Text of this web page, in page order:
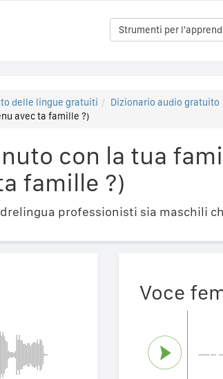
Strumenti per
delle lingue gratuiti
Dizionario audio gratuito
avec ta famille ?)
con la tua
famille ?)
professionisti sia maschili
Voce